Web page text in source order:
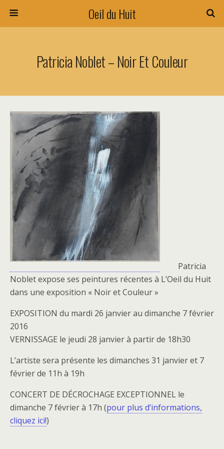
Oeil du Huit
Patricia Noblet – Noir Et Couleur
Patricia
Noblet expose ses peintures récentes à L’Oeil du Huit
dans une exposition « Noir et Couleur »
EXPOSITION du mardi 26 janvier au dimanche 7 février
2016
VERNISSAGE le jeudi 28 janvier à partir de 18h30
L’artiste sera présente les dimanches 31 janvier et 7
février de 11h à 19h
CONCERT DE DÉCROCHAGE EXCEPTIONNEL le
dimanche 7 février à 17h (pour plus d’informations,
cliquez ici!)